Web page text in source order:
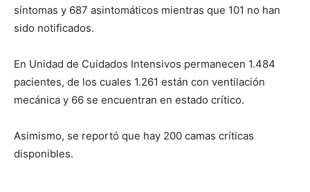
síntomas y 687 asintomáticos mientras que 101 no han
sido notificados.
En Unidad de Cuidados Intensivos permanecen 1.484
pacientes, de los cuales 1.261 están con ventilación
mecánica y 66 se encuentran en estado crítico.
Asimismo, se reportó que hay 200 camas críticas
disponibles.